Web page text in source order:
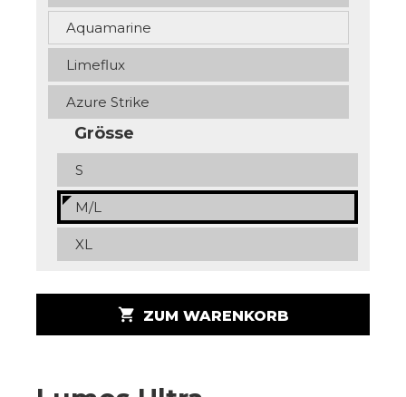
Aquamarine
Limeflux
Azure Strike
Grösse
S
M/L
XL
shopping_cart ZUM WARENKORB